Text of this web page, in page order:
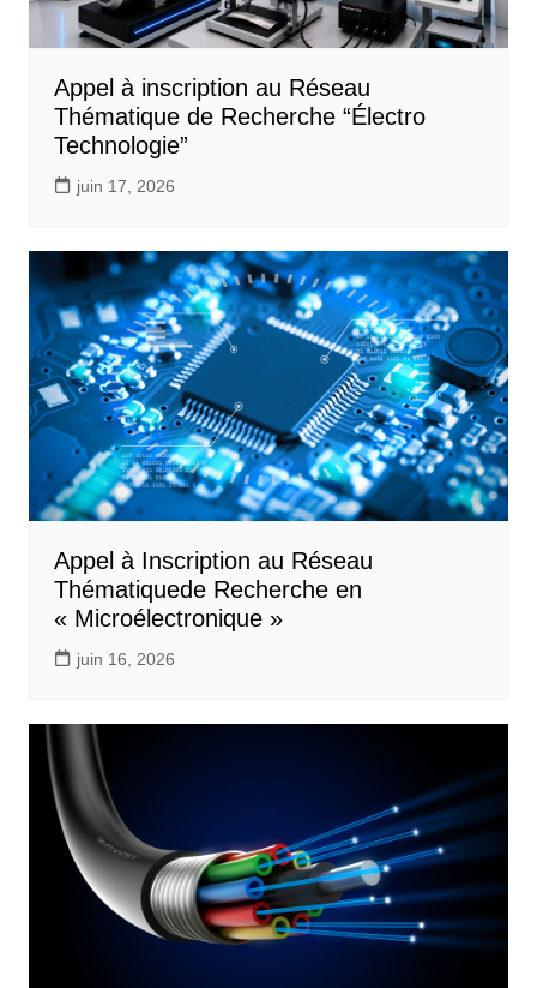
Appel à inscription au Réseau
Thématique de Recherche “Électro
Technologie”
juin 17, 2026
Appel à Inscription au Réseau
Thématiquede Recherche en
« Microélectronique »
juin 16, 2026